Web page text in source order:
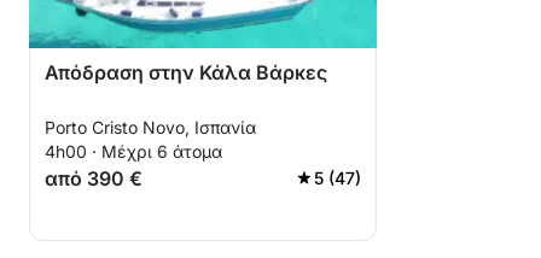
Απόδραση στην Κάλα Βάρκες
Porto Cristo Novo, Ισπανία
4h00 · Μέχρι 6 άτομα
από 390 € 5 (47)